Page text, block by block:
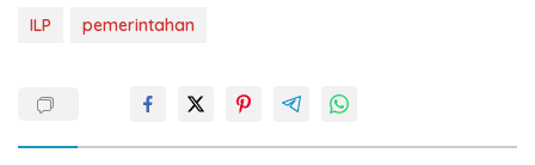
ILP pemerintahan